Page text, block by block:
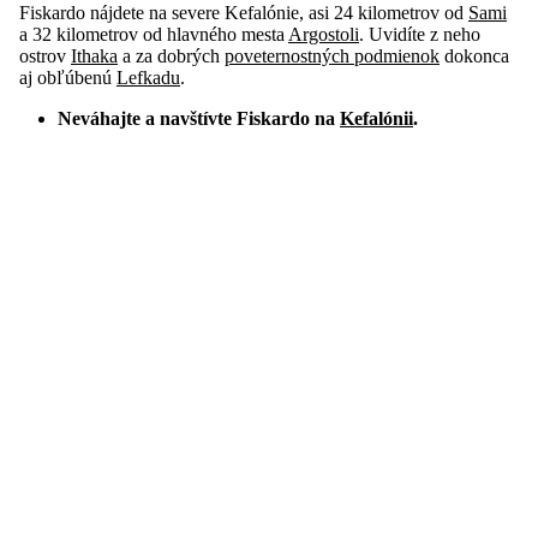
Fiskardo nájdete na severe Kefalónie, asi 24 kilometrov od Sami
a 32 kilometrov od hlavného mesta Argostoli. Uvidíte z neho
ostrov Ithaka a za dobrých poveternostných podmienok dokonca
aj obľúbenú Lefkadu.
Neváhajte a navštívte Fiskardo na Kefalónii.